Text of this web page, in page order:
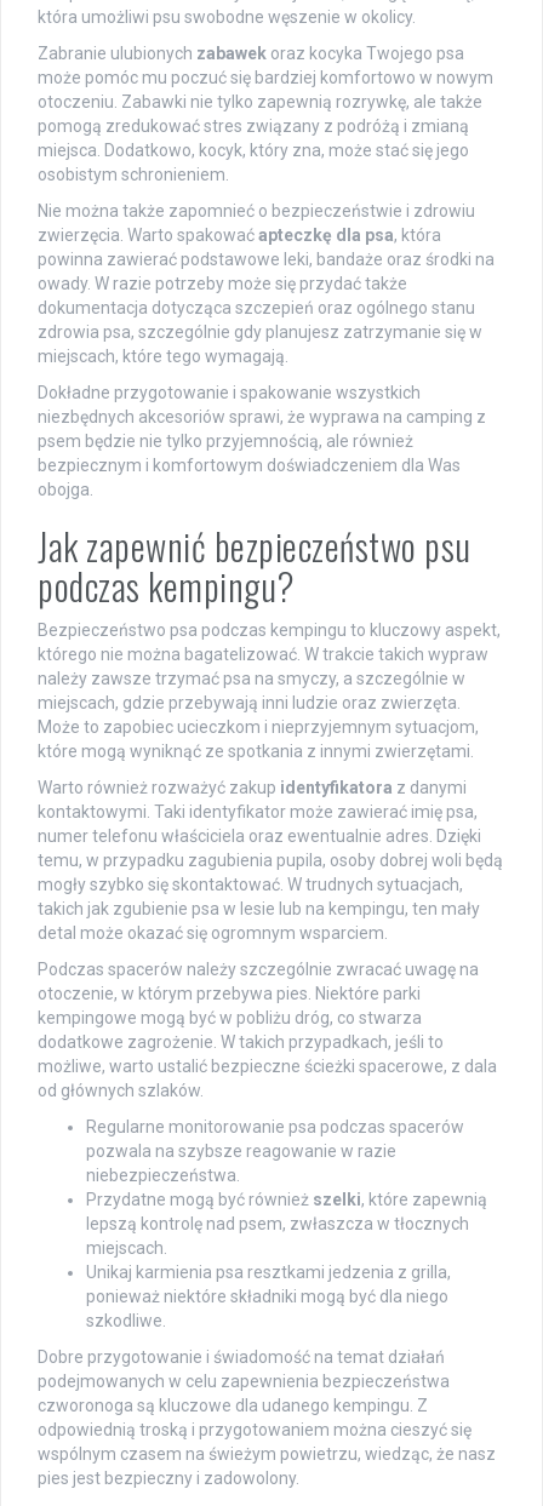
która umożliwi psu swobodne węszenie w okolicy.
Zabranie ulubionych zabawek oraz kocyka Twojego psa
może pomóc mu poczuć się bardziej komfortowo w nowym
otoczeniu. Zabawki nie tylko zapewnią rozrywkę, ale także
pomogą zredukować stres związany z podróżą i zmianą
miejsca. Dodatkowo, kocyk, który zna, może stać się jego
osobistym schronieniem.
Nie można także zapomnieć o bezpieczeństwie i zdrowiu
zwierzęcia. Warto spakowaćapteczkę dla psa, która
powinna zawierać podstawowe leki, bandaże oraz środki na
owady. W razie potrzeby może się przydać także
dokumentacja dotycząca szczepień oraz ogólnego stanu
zdrowia psa, szczególnie gdy planujesz zatrzymanie się w
miejscach, które tego wymagają.
Dokładne przygotowanie i spakowanie wszystkich
niezbędnych akcesoriów sprawi, że wyprawa na camping z
psem będzie nie tylko przyjemnością, ale również
bezpiecznym i komfortowym doświadczeniem dla Was
obojga.
Jak zapewnić bezpieczeństwo psu
podczas kempingu?
Bezpieczeństwo psa podczas kempingu to kluczowy aspekt,
którego nie można bagatelizować. W trakcie takich wypraw
należy zawsze trzymać psa na smyczy, a szczególnie w
miejscach, gdzie przebywają inni ludzie oraz zwierzęta.
Może to zapobiec ucieczkom i nieprzyjemnym sytuacjom,
które mogą wyniknąć ze spotkania z innymi zwierzętami.
Warto również rozważyć zakup identyfikatora z danymi
kontaktowymi. Taki identyfikator może zawierać imię psa,
numer telefonu właściciela oraz ewentualnie adres. Dzięki
temu, w przypadku zagubienia pupila, osoby dobrej woli będą
mogły szybko się skontaktować. W trudnych sytuacjach,
takich jak zgubienie psa w lesie lub na kempingu, ten mały
detal może okazać się ogromnym wsparciem.
Podczas spacerów należy szczególnie zwracać uwagę na
otoczenie, w którym przebywa pies. Niektóre parki
kempingowe mogą być w pobliżu dróg, co stwarza
dodatkowe zagrożenie. W takich przypadkach, jeśli to
możliwe, warto ustalić bezpieczne ścieżki spacerowe, z dala
od głównych szlaków.
Regularne monitorowanie psa podczas spacerów
pozwala na szybsze reagowanie w razie
niebezpieczeństwa.
Przydatne mogą być również szelki, które zapewnią
lepszą kontrolę nad psem, zwłaszcza w tłocznych
miejscach.
Unikaj karmienia psa resztkami jedzenia z grilla,
ponieważ niektóre składniki mogą być dla niego
szkodliwe.
Dobre przygotowanie i świadomość na temat działań
podejmowanych w celu zapewnienia bezpieczeństwa
czworonoga są kluczowe dla udanego kempingu. Z
odpowiednią troską i przygotowaniem można cieszyć się
wspólnym czasem na świeżym powietrzu, wiedząc, że nasz
pies jest bezpieczny i zadowolony.